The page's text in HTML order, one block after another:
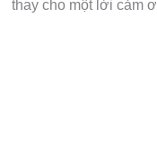
thay cho một lời cảm